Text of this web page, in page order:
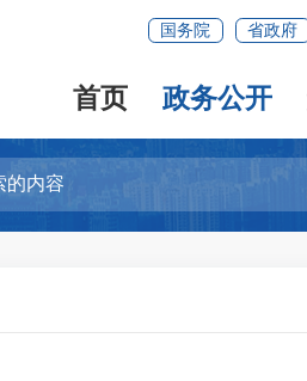
国务院 省政府
首页 政务公开